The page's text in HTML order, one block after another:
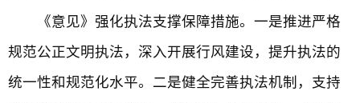
《意见》强化执法支撑保障措施。一是推进严格
规范公正文明执法，深入开展行风建设，提升执法的
统一性和规范化水平。二是健全完善执法机制，支持